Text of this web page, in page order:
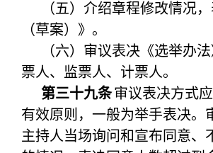
（五）介绍章程修改情况
（草案）》。
（六）审议表决《选举办
票人、监票人、计票人。
第三十九条审议表决方式应
有效原则，一般为举手表决。
主持人当场询问和宣布同意、